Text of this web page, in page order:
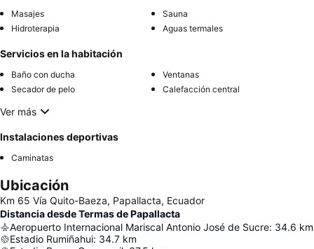
Masajes
Sauna
Hidroterapia
Aguas termales
Servicios en la habitación
Baño con ducha
Ventanas
Secador de pelo
Calefacción central
Ver más
Instalaciones deportivas
Caminatas
Ubicación
Km 65 Vía Quito-Baeza, Papallacta, Ecuador
Distancia desde Termas de Papallacta
Aeropuerto Internacional Mariscal Antonio José de Sucre: 34.6 km
Estadio Rumiñahui: 34.7 km